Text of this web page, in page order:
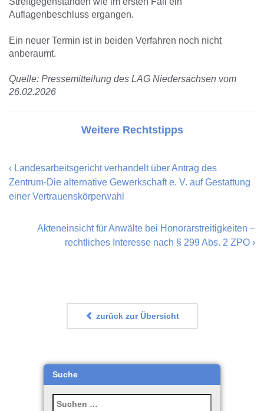
Auflagenbeschluss ergangen.
Ein neuer Termin ist in beiden Verfahren noch nicht
anberaumt.
Quelle: Pressemitteilung des LAG Niedersachsen vom
26.02.2026
Weitere Rechtstipps
‹ Landesarbeitsgericht verhandelt über Antrag des
Zentrum-Die alternative Gewerkschaft e. V. auf Gestattung
einer Vertrauenskörperwahl
Akteneinsicht für Anwälte bei Honorarstreitigkeiten –
rechtliches Interesse nach § 299 Abs. 2 ZPO ›
zurück zur Übersicht
Suche